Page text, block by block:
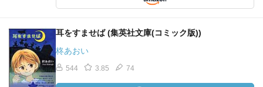
耳をすませば (集英社文庫(コミック版))
柊あおい
544 3.85 74